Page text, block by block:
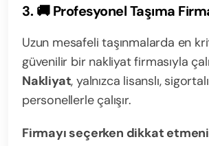
3. 🚚 Profesyonel Taşıma
Uzun mesafeli taşınmalarda en
güvenilir bir nakliyat firmasıyla
Nakliyat, yalnızca lisanslı,
personellerle çalışır.
Firmayı seçerken dikkat